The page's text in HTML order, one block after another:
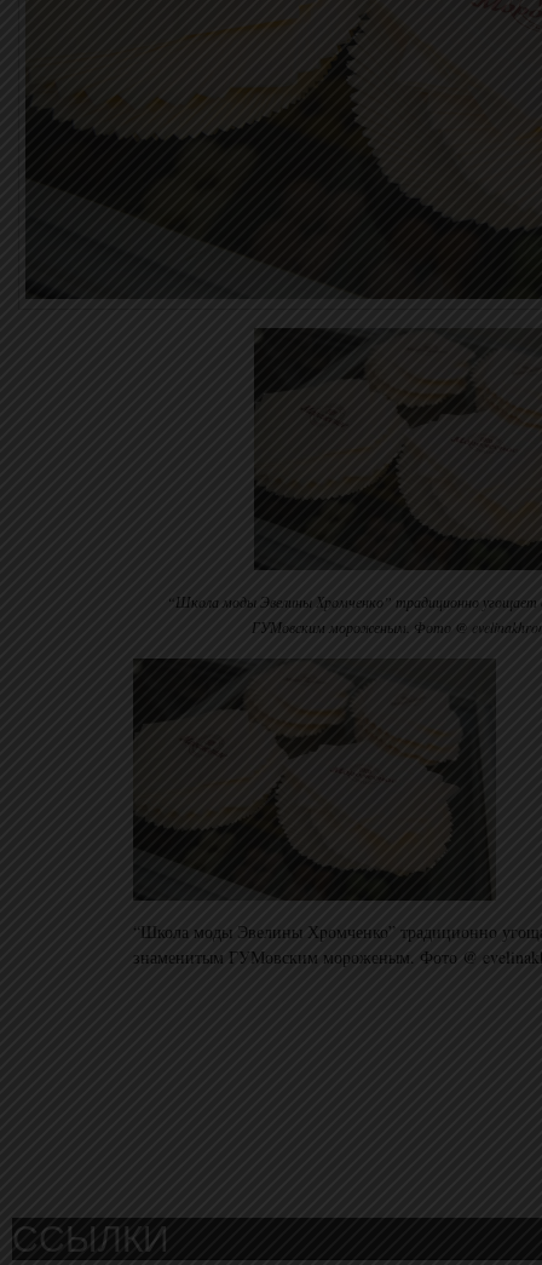
“Школа моды Эвелины Хромченко” традиционно угощает
ГУМовским мороженым. Фото @
“Школа моды Эвелины Хромченко” традиционно
знаменитым ГУМовским мороженым. Фото @
ССЫЛКИ